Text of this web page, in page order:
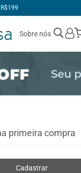
PIX
Sobre nós
primeira compra
Cadastrar